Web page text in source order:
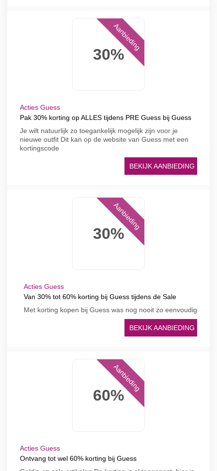
30%
Aanbieding
Acties Guess
Pak 30% korting op ALLES tijdens PRE Guess bij Guess
Je wilt natuurlijk zo toegankelijk mogelijk zijn voor je
nieuwe outfit Dit kan op de website van Guess met een
kortingscode
BEKIJK AANBIEDING
30%
Aanbieding
Acties Guess
Van 30% tot 60% korting bij Guess tijdens de Sale
Met korting kopen bij Guess was nog nooit zo eenvoudig
BEKIJK AANBIEDING
60%
Aanbieding
Acties Guess
Ontvang tot wel 60% korting bij Guess